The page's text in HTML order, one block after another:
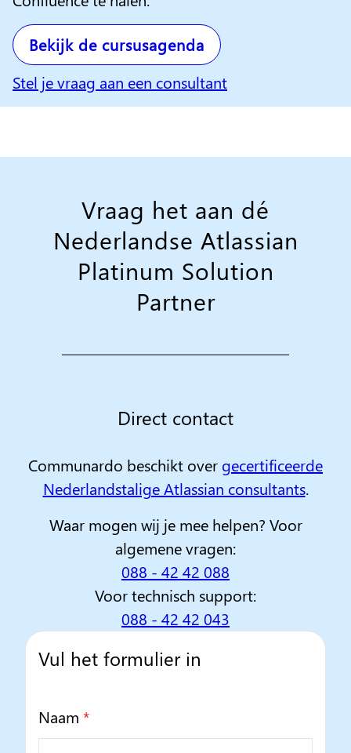
Bekijk de cursusagenda
Stel je vraag aan een consultant
Vraag het aan dé
Nederlandse Atlassian
Platinum Solution
Partner
Direct contact
Communardo beschikt over gecertificeerde
Nederlandstalige Atlassian consultants.
Waar mogen wij je mee helpen? Voor
algemene vragen:
088 - 42 42 088
Voor technisch support:
088 - 42 42 043
Vul het formulier in
Naam *